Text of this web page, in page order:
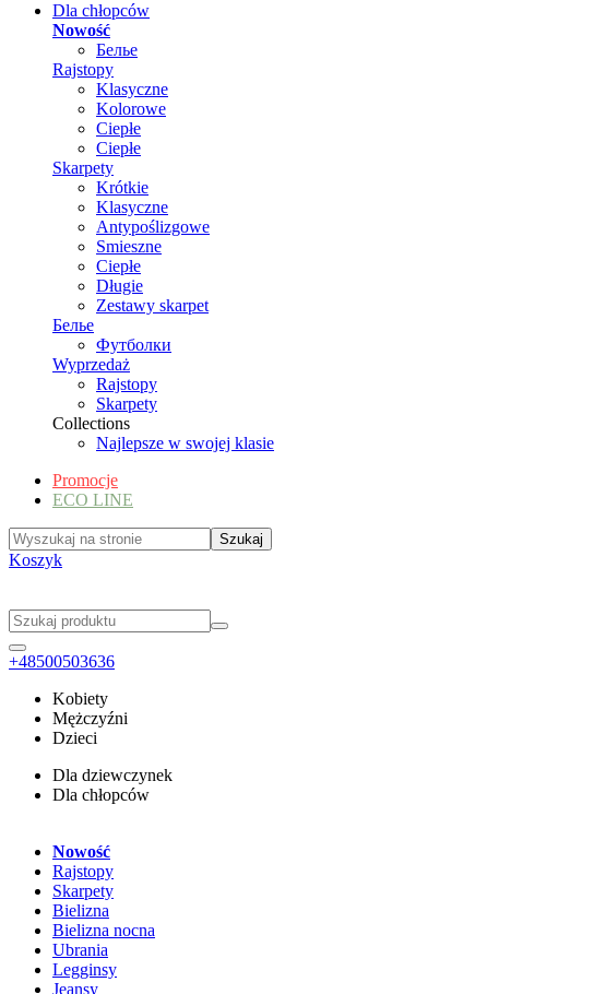
Dla chłopców
Nowość
Белье
Rajstopy
Klasyczne
Kolorowe
Ciepłe
Ciepłe
Skarpety
Krótkie
Klasyczne
Antypoślizgowe
Smieszne
Ciepłe
Długie
Zestawy skarpet
Белье
Футболки
Wyprzedaż
Rajstopy
Skarpety
Collections
Najlepsze w swojej klasie
Promocje
ECO LINE
Koszyk
+48500503636
Kobiety
Mężczyźni
Dzieci
Dla dziewczynek
Dla chłopców
Nowość
Rajstopy
Skarpety
Bielizna
Bielizna nocna
Ubrania
Legginsy
Jeansy